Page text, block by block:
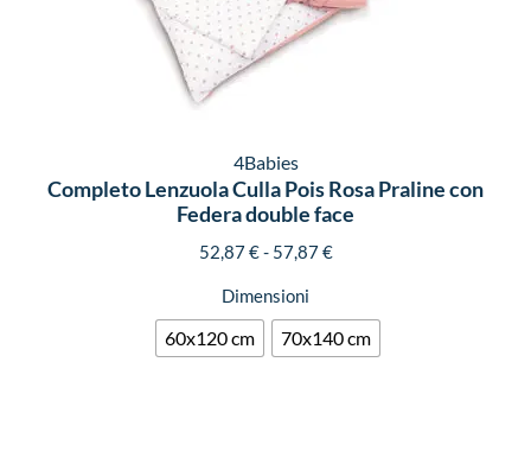
4Babies
Completo Lenzuola Culla Pois Rosa Praline con
Federa double face
52,87€- 57,87€
Dimensioni
60x120 cm 70x140 cm